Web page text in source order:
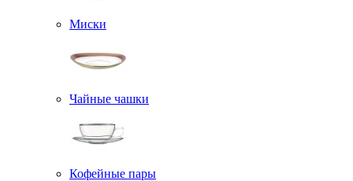
Миски
Чайные чашки
Кофейные пары